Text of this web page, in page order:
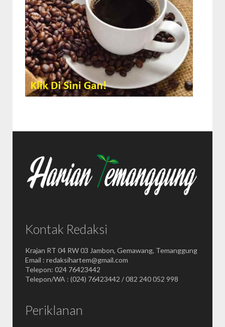
Kontak Redaksi
Krajan RT 04 RW 03 Jambon, Gemawang, Temanggung
Email : redaksihartem@gmail.com
Telepon: 024 76423442
Telepon/WA : (024) 76423442 / 082 240 052 998
Periklanan